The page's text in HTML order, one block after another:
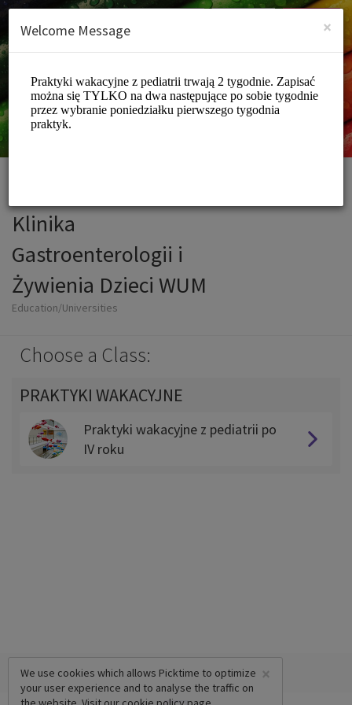
SIGN UP
Klinika
Gastroenterologii i
Żywienia Dzieci WUM
Education/Universities
Choose a Class:
PRAKTYKI WAKACYJNE
Praktyki wakacyjne z pediatrii po
IV roku
×
We use cookies which allows Picktime to optimize
your user experience and to analyse the traffic on
×
Welcome Message